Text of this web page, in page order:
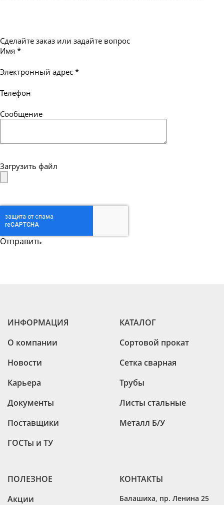
Сделайте заказ или задайте вопрос
Имя *
Электронный адрес *
Телефон
Сообщение
Загрузить файл
ИНФОРМАЦИЯ
О компании
Новости
Карьера
Документы
Поставщики
ГОСТы и ТУ
КАТАЛОГ
Сортовой прокат
Сетка сварная
Трубы
Листы стальные
Металл Б/У
ПОЛЕЗНОЕ
Акции
КОНТАКТЫ
Балашиха пр. Ленина 25